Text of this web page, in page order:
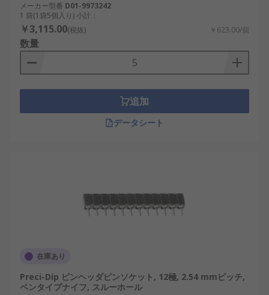
高電流用途に不向き： 許容電流が限定的で、
大電力回路には適さない場合があります。
SILソケットの選び方
計要件を踏まえることが大切です。以下の要素を確
認しましょう。
選定します。
方向： ストレート型、直角型、垂直型から選
許容電流： 接続される回路の電流に応じて適
価格とコスパ： 値段を比較し、販売や通販の
メーカー型番 D01-9973242
1 袋(1袋5個入り) 小計：
￥3,115.00(税抜) ￥623.00/個
数量
追加
データシート
在庫あり
Preci-Dip ピンヘッダピンソケット, 12極, 2.54 mmピッチ,
ペンタイプナイフ, スルーホール